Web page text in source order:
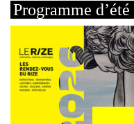
Programme